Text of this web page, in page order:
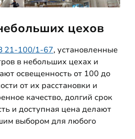
цехов
100/1-67, установленные
в небольших цехах и
освещенность от 100 до
от их расстановки и
качество, долгий срок
и доступная цена делают
выбором для любого